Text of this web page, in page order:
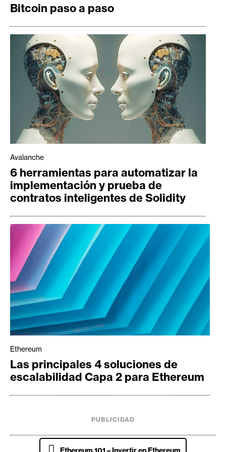
Bitcoin paso a paso
Avalanche
6 herramientas para automatizar la
implementación y prueba de
contratos inteligentes de Solidity
Ethereum
Las principales 4 soluciones de
escalabilidad Capa 2 para Ethereum
PUBLICIDAD